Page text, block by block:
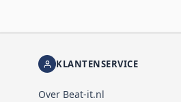
KLANTENSERVICE
Over Beat-it.nl